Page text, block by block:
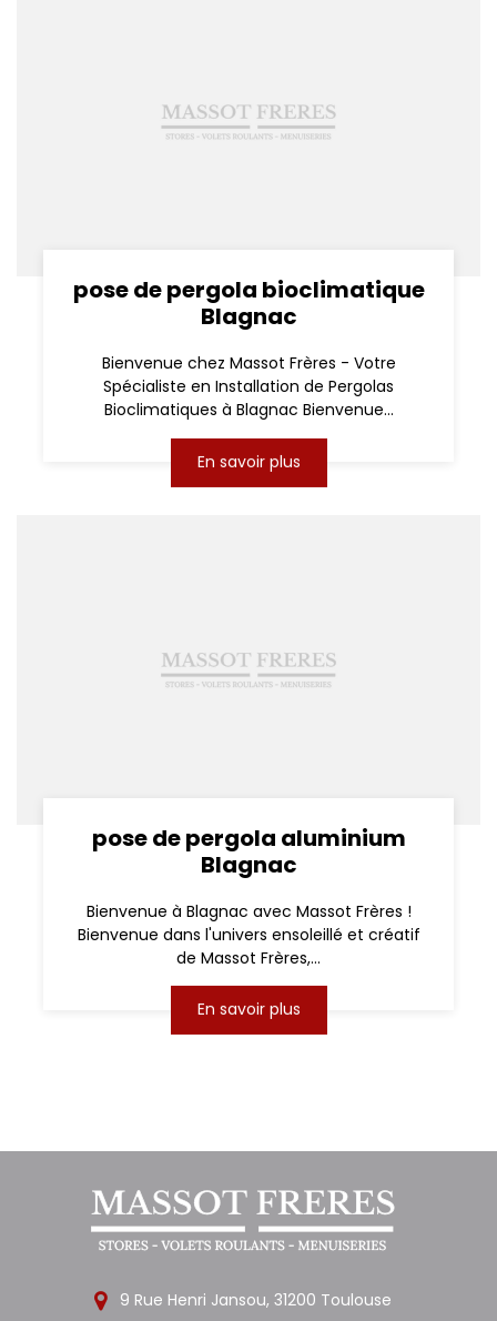
pose de pergola bioclimatique
Blagnac
Bienvenue chez Massot Frères - Votre
Spécialiste en Installation de Pergolas
Bioclimatiques à Blagnac Bienvenue...
En savoir plus
pose de pergola aluminium
Blagnac
Bienvenue à Blagnac avec Massot Frères !
Bienvenue dans l'univers ensoleillé et créatif
de Massot Frères,...
En savoir plus
9 Rue Henri Jansou, 31200 Toulouse